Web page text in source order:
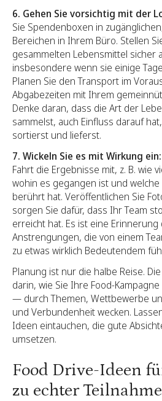
6. Gehen Sie vorsichtig mit der
Sie Spendenboxen in
Bereichen in Ihrem Büro. Stellen
gesammelten Lebensmittel sicher
insbesondere wenn sie einige
Planen Sie den Transport im
Abgabezeiten mit Ihrem
Denke daran, dass die Art der
sammelst, auch Einfluss darauf
sortierst und lieferst.
7. Wickeln Sie es mit Wirkung
Fahrt die Ergebnisse mit, z. B. wie
wohin es gegangen ist und
berührt hat. Veröffentlichen Sie
sorgen Sie dafür, dass Ihr Team
erreicht hat. Es ist eine Erinnerung
Anstrengungen, die von einem
zu etwas wirklich Bedeutendem
Planung ist nur die halbe Reise.
darin, wie Sie Ihre Food-
— durch Themen, Wettbewerbe
und Verbundenheit wecken.
Ideen eintauchen, die gute
umsetzen.
Food Drive-Ideen
zu echter